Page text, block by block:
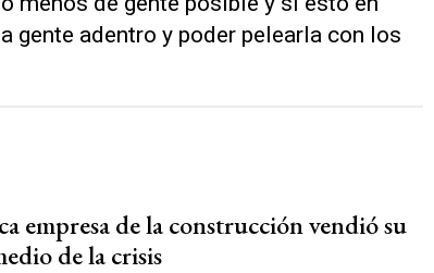
gente adentro y poder pelearla con los
empresa de la construcción vendió su
de la crisis